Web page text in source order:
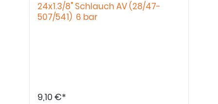
24x1.3/8" Schlauch AV (28/47-
507/541) 6 bar
9,10 €*